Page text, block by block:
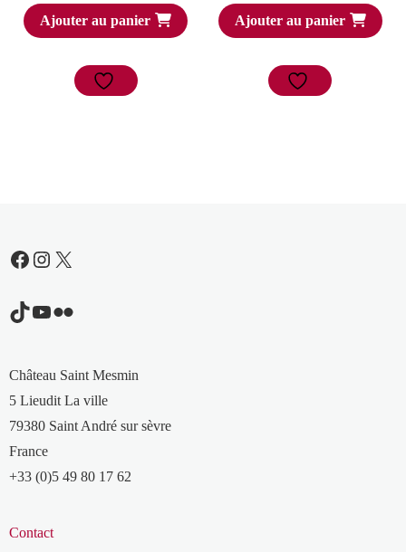
Ajouter au panier Ajouter au panier
Facebook
Instagram
X
TikTok
YouTube
Flickr
Château Saint Mesmin
5 Lieudit La ville
79380 Saint André sur sèvre
France
+33 (0)5 49 80 17 62
Contact